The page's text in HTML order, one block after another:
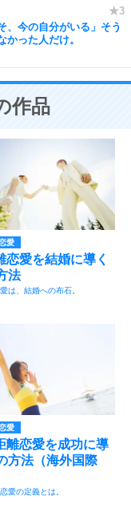
、今の自分がいる」そう
った人だけ。
作品
愛
恋愛を結婚に導く
法
は、結婚への布石。
愛
離恋愛を成功に導
方法（海外国際
愛の定義とは。